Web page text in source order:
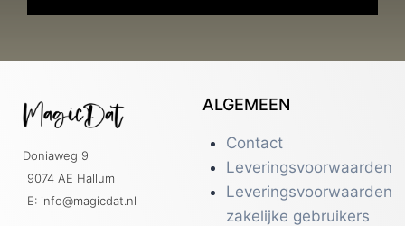
Doniaweg 9
9074 AE Hallum
E: info@magicdat.nl
ALGEMEEN
Contact
Leveringsvoorwaarden
Leveringsvoorwaarden
zakelijke gebruikers